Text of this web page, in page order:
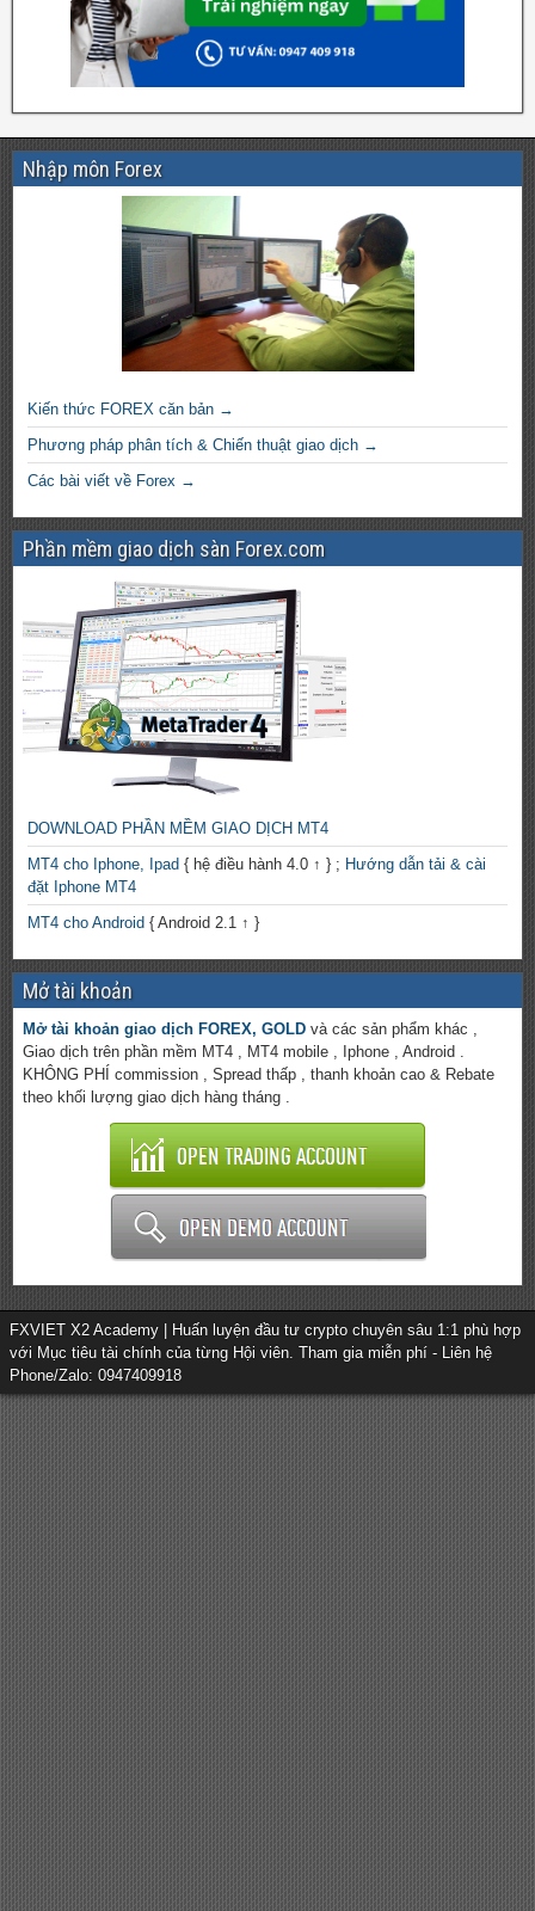
Nhập môn Forex
Kiến thức FOREX căn bản →
Phương pháp phân tích & Chiến thuật giao dịch →
Các bài viết về Forex →
Phần mềm giao dịch sàn Forex.com
DOWNLOAD PHẦN MỀM GIAO DỊCH MT4
MT4 cho Iphone, Ipad { hệ điều hành 4.0 ↑ } ; Hướng dẫn tải & cài
đặt Iphone MT4
MT4 cho Android { Android 2.1 ↑ }
Mở tài khoản
Mở tài khoản giao dịch FOREX, GOLD và các sản phẩm khác ,
Giao dịch trên phần mềm MT4 , MT4 mobile , Iphone , Android .
KHÔNG PHÍ commission , Spread thấp , thanh khoản cao & Rebate
theo khối lượng giao dịch hàng tháng .
FXVIET X2 Academy | Huấn luyện đầu tư crypto chuyên sâu 1:1 phù hợp
với Mục tiêu tài chính của từng Hội viên. Tham gia miễn phí - Liên hệ
Phone/Zalo: 0947409918